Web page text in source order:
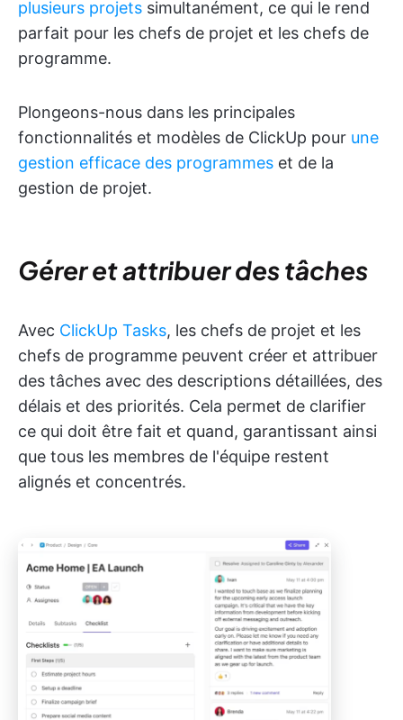
plusieurs projets simultanément, ce qui le rend
parfait pour les chefs de projet et les chefs de
programme.
Plongeons-nous dans les principales
fonctionnalités et modèles de ClickUp pour une
gestion efficace des programmes et de la
gestion de projet.
Gérer et attribuer des tâches
Avec ClickUp Tasks, les chefs de projet et les
chefs de programme peuvent créer et attribuer
des tâches avec des descriptions détaillées, des
délais et des priorités. Cela permet de clarifier
ce qui doit être fait et quand, garantissant ainsi
que tous les membres de l'équipe restent
alignés et concentrés.